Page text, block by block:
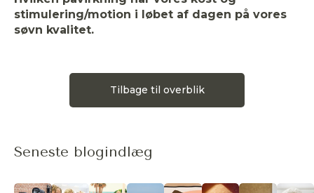
stimulering/motion i løbet af dagen på vores
søvn kvalitet.
Tilbage til overblik
Seneste blogindlæg